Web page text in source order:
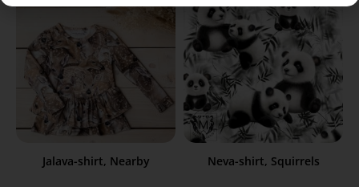
Jalava-shirt, Nearby Neva-shirt, Squirrels